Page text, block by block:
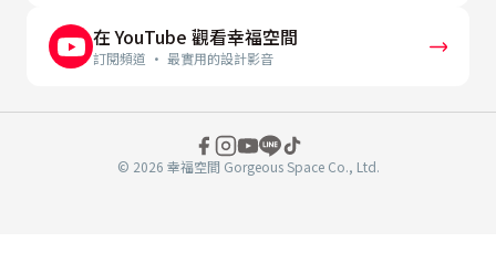
在 YouTube 觀看幸福空間
訂閱頻道 · 最實用的設計影音
© 2026 幸福空間 Gorgeous Space Co., Ltd.